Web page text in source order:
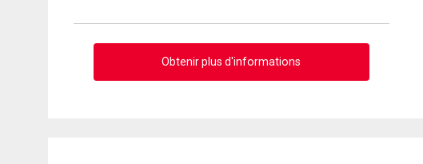
Obtenir plus d'informations